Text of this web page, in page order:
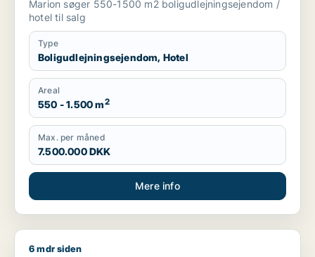
Marion søger 550-1500 m2 boligudlejningsejendom /
hotel til salg
Type
Boligudlejningsejendom, Hotel
Areal
550 - 1.500 m2
Max. per måned
7.500.000 DKK
Mere info
T søger værksted til salg i Region Sjælland
6 mdr siden